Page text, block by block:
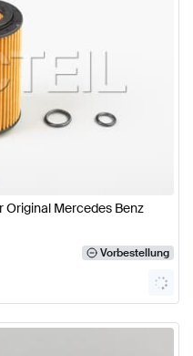
Original Mercedes Benz
Vorbestellung